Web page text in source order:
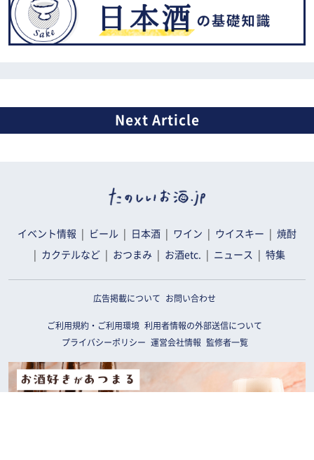
イベント情報 ビール 日本酒 ワイン ウイスキー 焼酎
カクテルなど おつまみ お酒etc. ニュース 特集
広告掲載について お問い合わせ
ご利用規約・ご利用環境 利用者情報の外部送信について
プライバシーポリシー
運営会社情報 監修者一覧